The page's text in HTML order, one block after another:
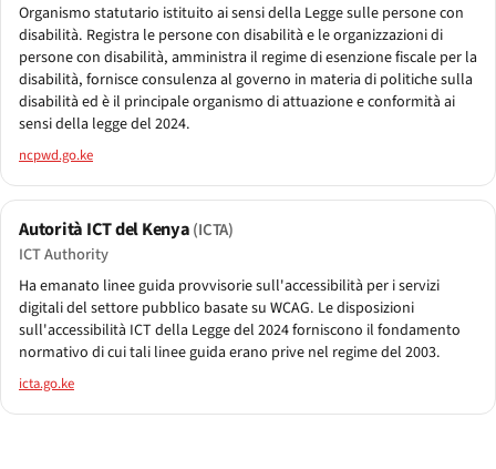
Organismo statutario istituito ai sensi della Legge sulle persone con
disabilità. Registra le persone con disabilità e le organizzazioni di
persone con disabilità, amministra il regime di esenzione fiscale per la
disabilità, fornisce consulenza al governo in materia di politiche sulla
disabilità ed è il principale organismo di attuazione e conformità ai
sensi della legge del 2024.
ncpwd.go.ke
Autorità ICT del Kenya(ICTA)
ICT Authority
Ha emanato linee guida provvisorie sull'accessibilità per i servizi
digitali del settore pubblico basate su WCAG. Le disposizioni
sull'accessibilità ICT della Legge del 2024 forniscono il fondamento
normativo di cui tali linee guida erano prive nel regime del 2003.
icta.go.ke